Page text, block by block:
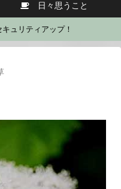
日々思うこと
ュリティアップ！